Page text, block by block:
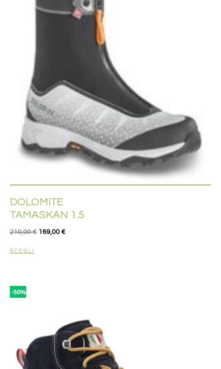
DOLOMITE
TAMASKAN 1.5
210,00€ 169,00 €
SCEGLI
-50%